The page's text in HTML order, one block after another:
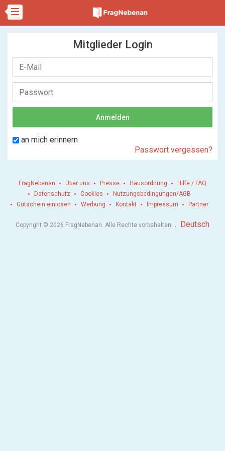
Mitglieder Login
an mich erinnern
Passwort vergessen?
FragNebenan Über uns Presse Hausordnung
Hilfe / FAQ
Datenschutz
Cookies
Nutzungsbedingungen/AGB
Gutschein einlösen
Werbung Kontakt Impressum Partner
Copyright © 2026 FragNebenan. Alle Rechte vorbehalten . Deutsch